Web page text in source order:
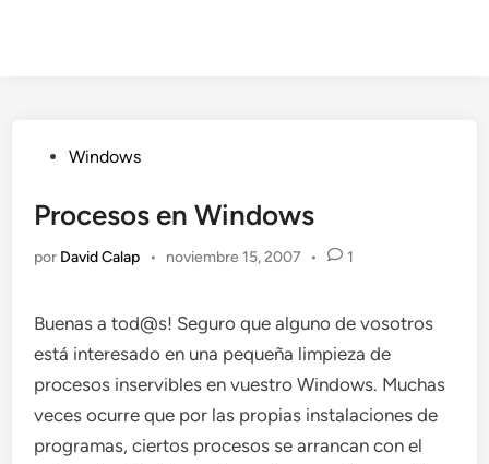
Publicado
Windows
Procesos en Windows
por David Calap • noviembre 15, 2007 • 1
Buenas a tod@s! Seguro que alguno de vosotros
está interesado en una pequeña limpieza de
procesos inservibles en vuestro Windows. Muchas
veces ocurre que por las propias instalaciones de
programas, ciertos procesos se arrancan con el